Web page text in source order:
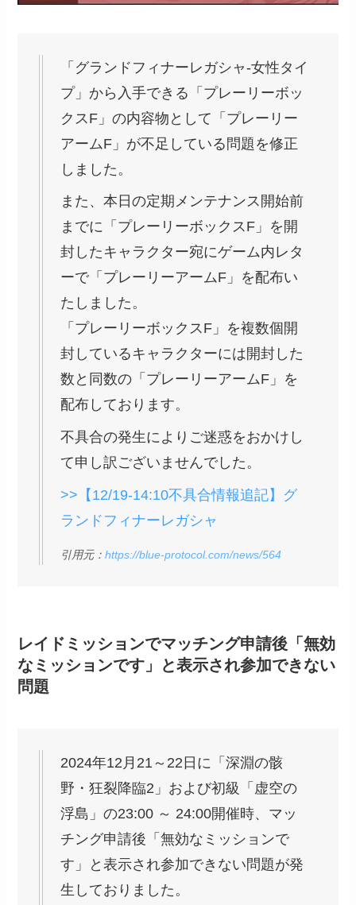
「グランドフィナーレガシャ-女性タイ
プ」から入手できる「プレーリーボッ
クスF」の内容物として「プレーリー
アームF」が不足している問題を修正
しました。
また、本日の定期メンテナンス開始前
までに「プレーリーボックスF」を開
封したキャラクター宛にゲーム内レタ
ーで「プレーリーアームF」を配布い
たしました。
「プレーリーボックスF」を複数個開
封しているキャラクターには開封した
数と同数の「プレーリーアームF」を
配布しております。
不具合の発生によりご迷惑をおかけし
て申し訳ございませんでした。
>>【12/19-14:10不具合情報追記】グ
ランドフィナーレガシャ
引用元：https://blue-protocol.com/news/564
レイドミッションでマッチング申請後「無効
なミッションです」と表示され参加できない
問題
2024年12月21～22日に「深淵の骸
野・狂裂降臨2」および初級「虚空の
浮島」の23:00 ～ 24:00開催時、マッ
チング申請後「無効なミッションで
す」と表示され参加できない問題が発
生しておりました。